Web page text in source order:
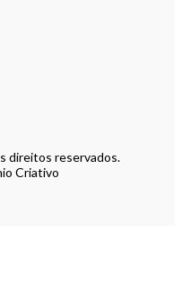
direitos reservados.
Criativo